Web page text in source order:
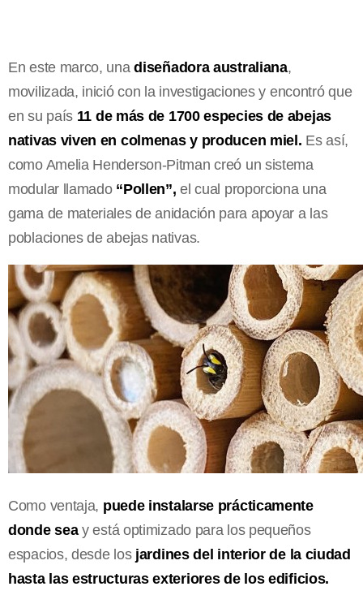
En este marco, unadiseñadora australiana,
movilizada, inició con la investigaciones y encontró que
en su país 11 de más de 1700 especies de abejas
nativas viven en colmenas y producen miel. Es así,
como Amelia Henderson-Pitman creó un sistema
modular llamado “Pollen”, el cual proporciona una
gama de materiales de anidación para apoyar a las
poblaciones de abejas nativas.
Como ventaja, puede instalarse prácticamente
donde seay está optimizado para los pequeños
espacios, desde losjardines del interior de la ciudad
hasta las estructuras exteriores de los edificios.